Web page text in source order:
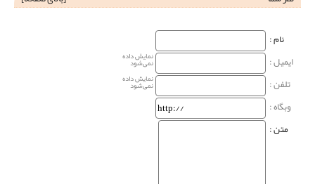
نام‌ :
ایمیل :
نمایش داده
نمی‌شود
تلفن : نمایش داده
نمی‌شود
وبگاه‌ :
متن :